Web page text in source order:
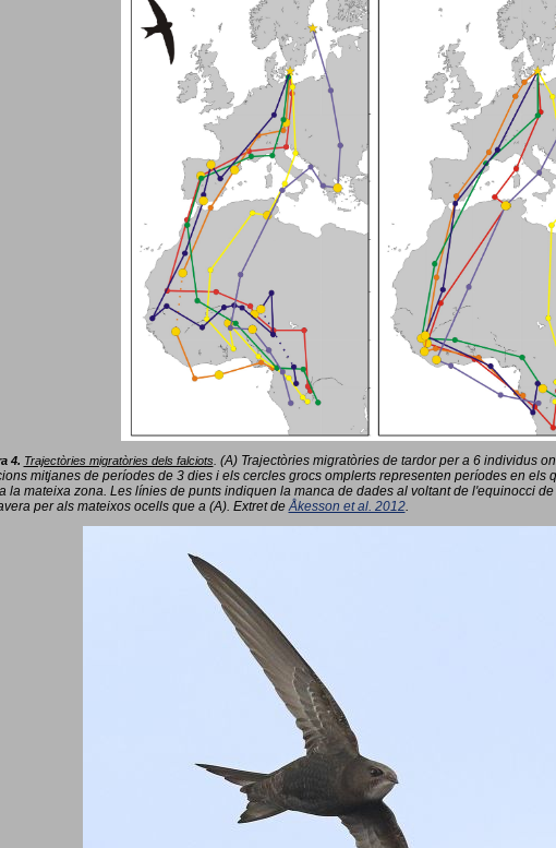
4. Trajectòries migratòries dels falciots. (A) Trajectòries migratòries de tardor per a 6 individus
mitjanes de períodes de 3 dies i els cercles grocs omplerts representen períodes en els
la mateixa zona. Les línies de punts indiquen la manca de dades al voltant de l'equinocci
per als mateixos ocells que a (A). Extret deÅkesson et al. 2012.